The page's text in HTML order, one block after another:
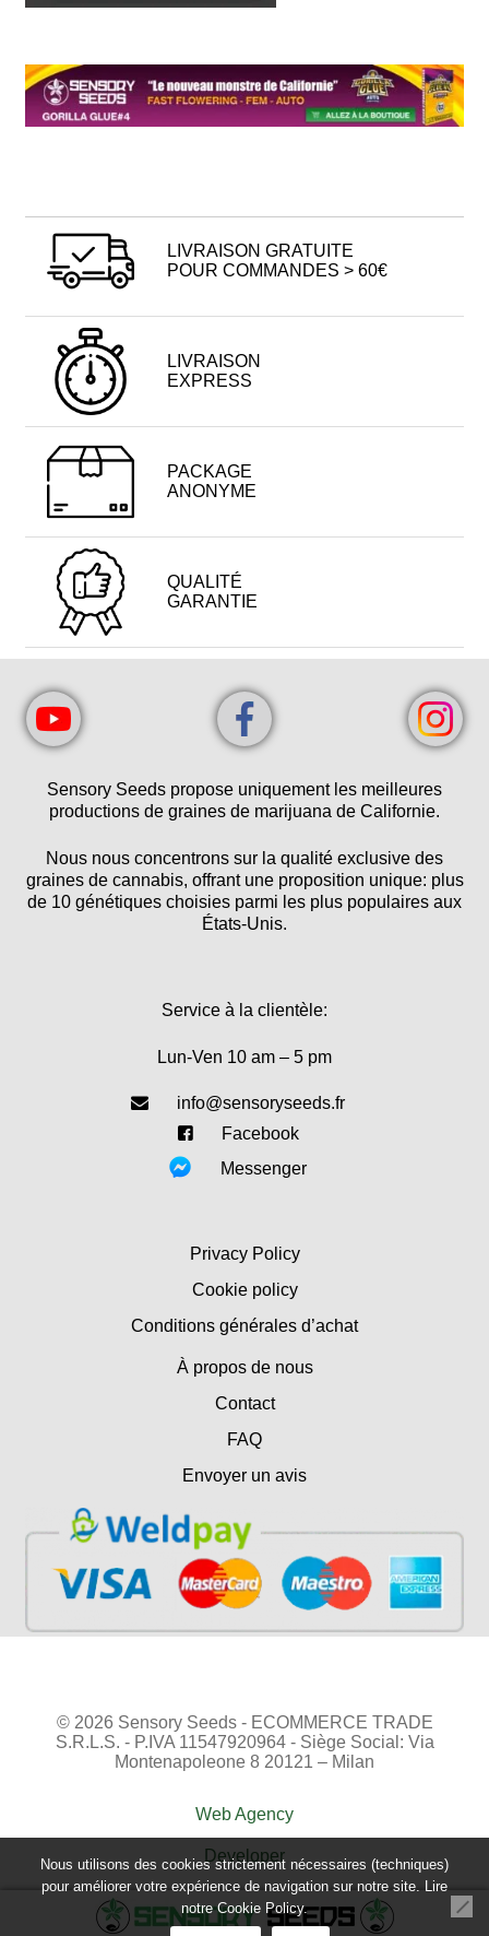
LIVRAISON GRATUITE
POUR COMMANDES > 60€
LIVRAISON
EXPRESS
PACKAGE
ANONYME
QUALITÉ
GARANTIE
Sensory Seeds propose uniquement les meilleures
productions de graines de marijuana de Californie.
Nous nous concentrons sur la qualité exclusive des
graines de cannabis, offrant une proposition unique: plus
de 10 génétiques choisies parmi les plus populaires aux
États-Unis.
Service à la clientèle:
Lun-Ven 10 am – 5 pm
info@sensoryseeds.fr
Facebook
Messenger
Privacy Policy
Cookie policy
Conditions générales d’achat
À propos de nous
Contact
FAQ
Envoyer un avis
© 2026 Sensory Seeds - ECOMMERCE TRADE
S.R.L.S. - P.IVA 11547920964 - Siège Social: Via
Montenapoleone 8 20121 – Milan
Web Agency
Developer
Nous utilisons des cookies strictement nécessaires (techniques)
pour améliorer votre expérience de navigation sur notre site. Lire
notreCookie Policy.